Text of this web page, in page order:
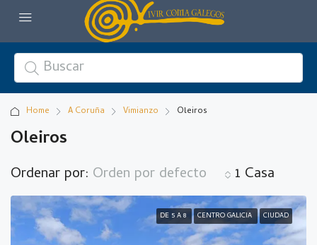
Home A Coruña Vimianzo Oleiros
Oleiros
1 Casa
Ordenar por: Orden por defecto
DE 5 A 8 CENTRO GALICIA CIUDAD